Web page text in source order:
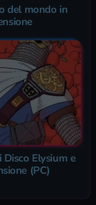
del mondo in
Elysium e
(PC)